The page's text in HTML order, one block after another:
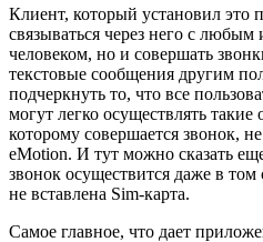
Клиент, который установил это
связываться через него с
человеком, но и совершать
текстовые сообщения другим
подчеркнуть то, что все
могут легко осуществлять
которому совершается звонок,
eMotion. И тут можно сказать
звонок осуществится даже в
не вставлена Sim-карта.
Самое главное, что дает